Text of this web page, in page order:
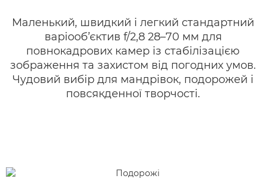
Маленький, швидкий і легкий стандартний
варіооб’єктив f/2,8 28–70 мм для
повнокадрових камер із стабілізацією
зображення та захистом від погодних умов.
Чудовий вибір для мандрівок, подорожей і
повсякденної творчості.